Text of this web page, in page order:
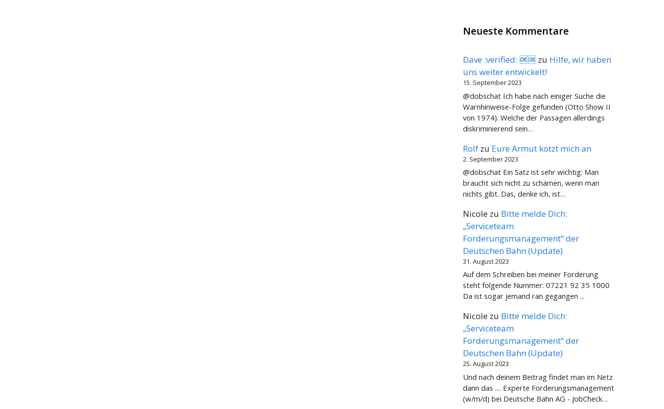
Neueste Kommentare
Dave :verified: 🆗🆒 zu Hilfe, wir haben
uns weiter entwickelt!
15. September 2023
@dobschat Ich habe nach einiger Suche die
Warnhinweise-Folge gefunden (Otto Show II
von 1974). Welche der Passagen allerdings
diskriminierend sein…
Rolf zu Eure Armut kotzt mich an
2. September 2023
@dobschat Ein Satz ist sehr wichtig: Man
braucht sich nicht zu schämen, wenn man
nichts gibt. Das, denke ich, ist…
Nicole zu Bitte melde Dich:
„Serviceteam
Forderungsmanagement“ der
Deutschen Bahn (Update)
31. August 2023
Auf dem Schreiben bei meiner Forderung
steht folgende Nummer: 07221 92 35 1000
Da ist sogar jemand ran gegangen ...
Nicole zu Bitte melde Dich:
„Serviceteam
Forderungsmanagement“ der
Deutschen Bahn (Update)
25. August 2023
Und nach deinem Beitrag findet man im Netz
dann das .... Experte Forderungsmanagement
(w/m/d) bei Deutsche Bahn AG - JobCheck…